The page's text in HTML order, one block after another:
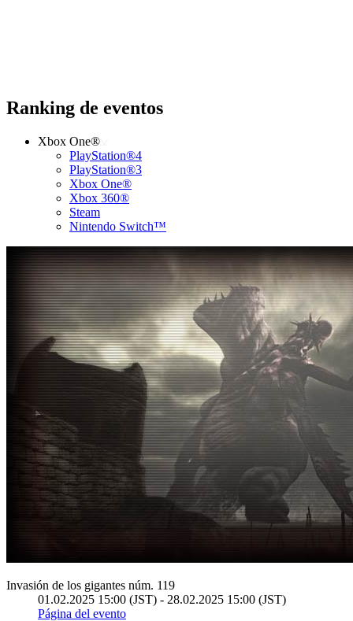
Ranking de eventos
Xbox One®
PlayStation®4
PlayStation®3
Xbox One®
Xbox 360®
Steam
Nintendo Switch™
Invasión de los gigantes núm. 119
01.02.2025 15:00 (JST) - 28.02.2025 15:00 (JST)
Página del evento